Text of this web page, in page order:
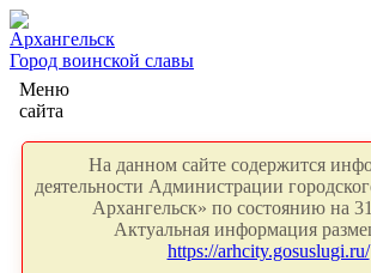
Архангельск
Город воинской славы
Меню
сайта
На данном сайте содержится
деятельности Администрации
Архангельск» по состоянию на
Актуальная информация
https://arhcity.gosuslugi.ru/